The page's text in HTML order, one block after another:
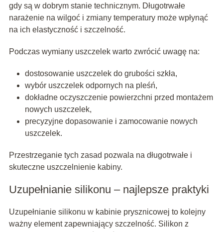
gdy są w dobrym stanie technicznym. Długotrwałe
narażenie na wilgoć i zmiany temperatury może wpłynąć
na ich elastyczność i szczelność.
Podczas wymiany uszczelek warto zwrócić uwagę na:
dostosowanie uszczelek do grubości szkła,
wybór uszczelek odpornych na pleśń,
dokładne oczyszczenie powierzchni przed montażem
nowych uszczelek,
precyzyjne dopasowanie i zamocowanie nowych
uszczelek.
Przestrzeganie tych zasad pozwala na długotrwałe i
skuteczne uszczelnienie kabiny.
Uzupełnianie silikonu – najlepsze praktyki
Uzupełnianie silikonu w kabinie prysznicowej to kolejny
ważny element zapewniający szczelność. Silikon z